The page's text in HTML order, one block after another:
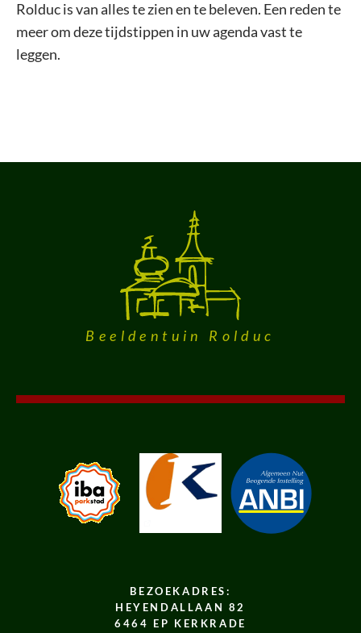
Rolduc is van alles te zien en te beleven. Een reden te
meer om deze tijdstippen in uw agenda vast te
leggen.
Beeldentuin Rolduc
BEZOEKADRES:
HEYENDALLAAN 82
6464 EP KERKRADE